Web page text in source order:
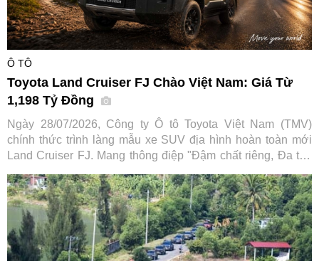
Ô TÔ
Toyota Land Cruiser FJ Chào Việt Nam: Giá Từ
1,198 Tỷ Đồng
Ngày 28/07/2026, Công ty Ô tô Toyota Việt Nam (TMV)
chính thức trình làng mẫu xe SUV địa hình hoàn toàn mới
Land Cruiser FJ. Mang thông điệp "Đậm chất riêng, Đa trải
hàng tiếp cận dòng xe huyền thoại vốn đã có lịch sử hơn 70
năm của hãng xe Nhật Bản.